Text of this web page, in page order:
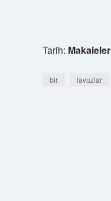
Tarih: Makaleler
bir lavuzlar